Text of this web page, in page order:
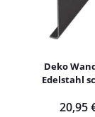
Deko
Edelstahl
20,95